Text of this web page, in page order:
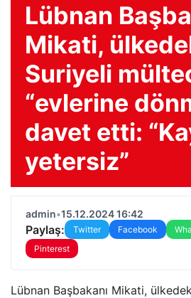
Lübnan
Mikati,
Suriyeli
“evlerine
davet etti:
yetersiz”
admin•15.12.2024 16:42
Paylaş: Twitter Facebook
Pinterest
Lübnan Başbakanı Mikati,